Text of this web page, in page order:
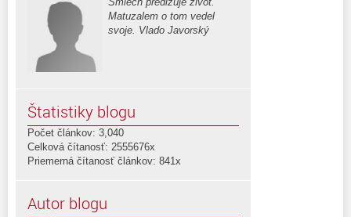
Matuzalem o tom vedel
svoje. Vlado Javorský
Štatistiky blogu
Počet článkov: 3,040
Celková čítanosť: 2555676x
Priemerná čítanosť článkov: 841x
Autor blogu